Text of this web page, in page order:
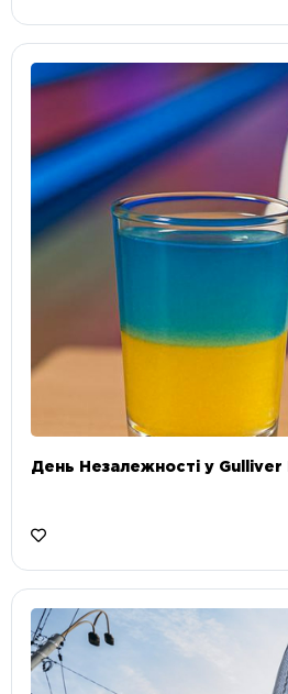
День Незалежності у Gulliver